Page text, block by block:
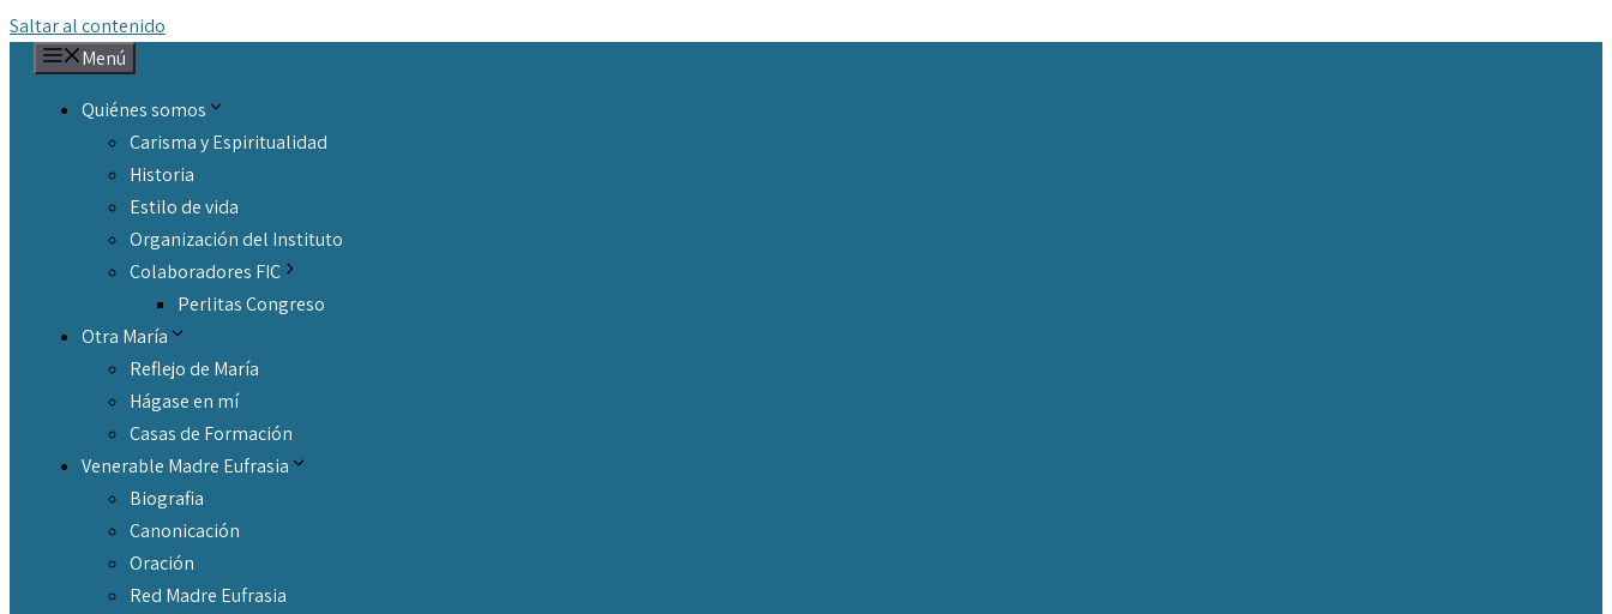
Saltar al contenido
Menú
Quiénes somos
Carisma y Espiritualidad
Historia
Estilo de vida
Organización del Instituto
Colaboradores FIC
Perlitas Congreso
Otra María
Reflejo de María
Hágase en mí
Casas de Formación
Venerable Madre Eufrasia
Biografia
Canonicación
Oración
Red Madre Eufrasia